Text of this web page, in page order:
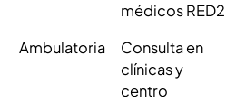
médicos RED2
Ambulatoria
Consulta en
clínicas y
centro